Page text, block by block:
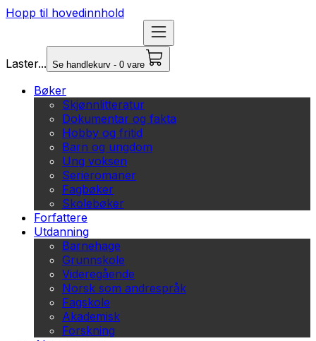
Hopp til hovedinnhold
Laster... Se handlekurv - 0 vare
Bøker
Skjønnlitteratur
Dokumentar og fakta
Hobby og fritid
Barn og ungdom
Ung voksen
Serieromaner
Fagbøker
Skolebøker
Forfattere
Utdanning
Barnehage
Grunnskole
Videregående
Norsk som andrespråk
Fagskole
Akademisk
Forskning